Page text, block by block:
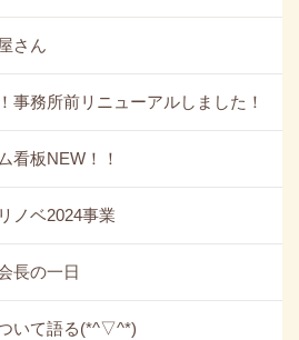
さん
事務所前リニューアルしました！
看板NEW！！
ノベ2024事業
長の一日
いて語る(*^▽^*)